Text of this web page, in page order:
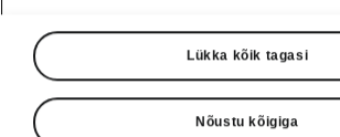
Lükka kõik tagasi
Nõustu kõigiga